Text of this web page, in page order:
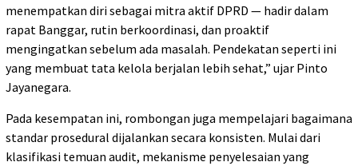
menempatkan diri sebagai mitra aktif DPRD — hadir dalam
rapat Banggar, rutin berkoordinasi, dan proaktif
mengingatkan sebelum ada masalah. Pendekatan seperti ini
yang membuat tata kelola berjalan lebih sehat,” ujar Pinto
Jayanegara.
Pada kesempatan ini, rombongan juga mempelajari bagaimana
standar prosedural dijalankan secara konsisten. Mulai dari
klasifikasi temuan audit, mekanisme penyelesaian yang